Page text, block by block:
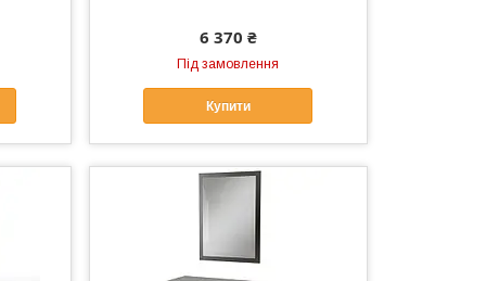
6 370 ₴
Під замовлення
Купити